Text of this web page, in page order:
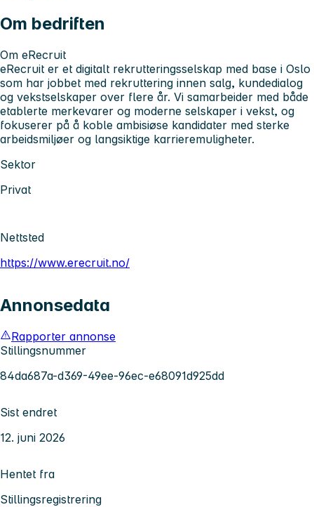
Om bedriften
Om eRecruit
eRecruit er et digitalt rekrutteringsselskap med base i Oslo
som har jobbet med rekruttering innen salg, kundedialog
og vekstselskaper over flere år. Vi samarbeider med både
etablerte merkevarer og moderne selskaper i vekst, og
fokuserer på å koble ambisiøse kandidater med sterke
arbeidsmiljøer og langsiktige karrieremuligheter.
Sektor
Privat
Nettsted
https://www.erecruit.no/
Annonsedata
Rapporter annonse
Stillingsnummer
84da687a-d369-49ee-96ec-e68091d925dd
Sist endret
12. juni 2026
Hentet fra
Stillingsregistrering